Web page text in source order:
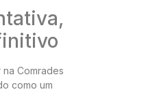
Comrades
como um